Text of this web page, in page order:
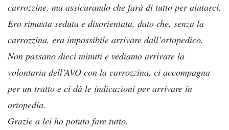
carrozzine, ma assicurando che farà di tutto per aiutarci.
Ero rimasta seduta e disorientata, dato che, senza la
carrozzina, era impossibile arrivare dall’ortopedico.
Non passano dieci minuti e vediamo arrivare la
volontaria dell’AVO con la carrozzina, ci accompagna
per un tratto e ci dà le indicazioni per arrivare in
ortopedia.
Grazie a lei ho potuto fare tutto.